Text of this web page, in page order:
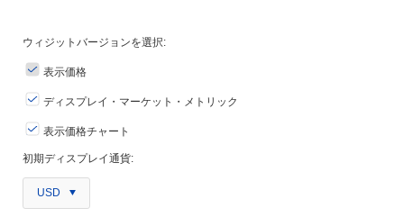
ウィジットバージョンを選択:
表示価格
ディスプレイ・マーケット・メトリック
表示価格チャート
初期ディスプレイ通貨:
USD